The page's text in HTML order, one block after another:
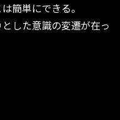
簡単にできる。
した意識の変遷が在っ